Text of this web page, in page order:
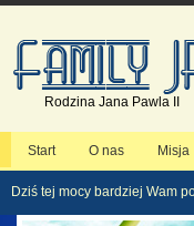
Rodzina Jana Pawla II
Start O nas Misja
Dziś tej mocy bardziej Wam